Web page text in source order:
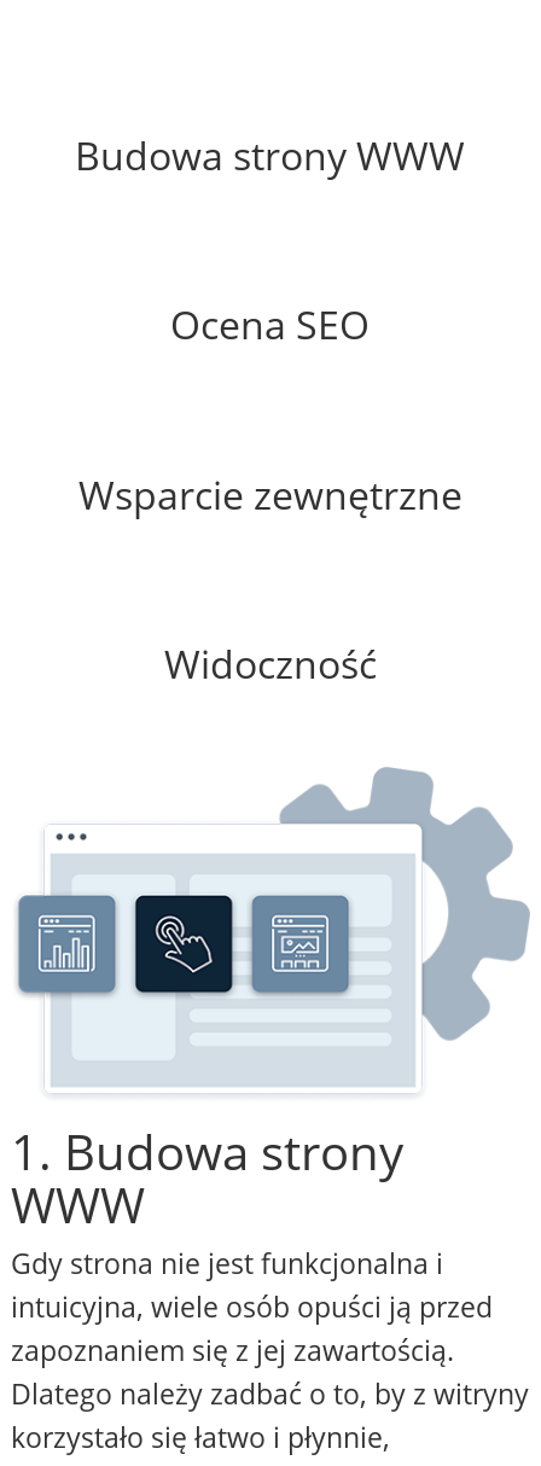
Budowa strony WWW
Ocena SEO
Wsparcie zewnętrzne
Widoczność
1. Budowa strony
WWW
Gdy strona nie jest funkcjonalna i
intuicyjna, wiele osób opuści ją przed
zapoznaniem się z jej zawartością.
Dlatego należy zadbać o to, by z witryny
korzystało się łatwo i płynnie,